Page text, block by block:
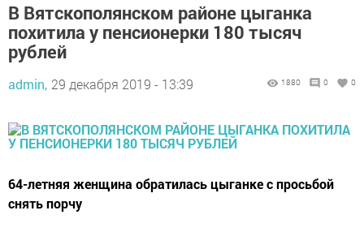
В Вятскополянском районе цыганка
похитила у пенсионерки 180 тысяч
рублей
admin, 29 декабря 2019 - 13:39 1880 0 0
64-летняя женщина обратилась цыганке с просьбой
снять порчу